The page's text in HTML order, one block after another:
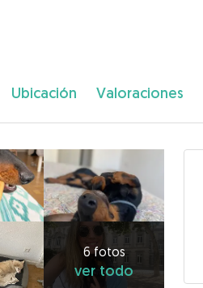
Ubicación Valoraciones
6 fotos
ver todo